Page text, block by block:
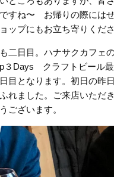
すね〜 お帰りの際には
ップにもお立ち寄りくださ
二日目。ハナサクカフェ
３Days クラフトビール
目となります。初日の昨
れました。ご来店いただ
ございます。